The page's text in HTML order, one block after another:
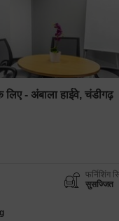
- अंबाला हाईवे, चंडीगढ़
फर्निशिंग
सुसज्जित